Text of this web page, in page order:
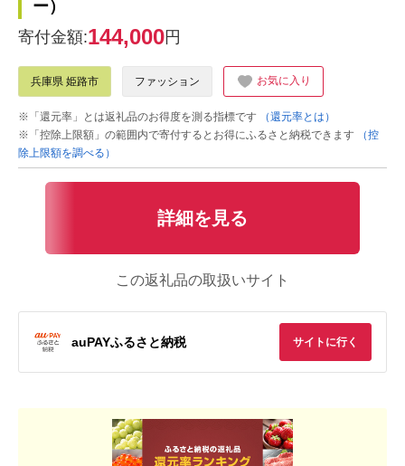
ー）
寄付金額:144,000円
兵庫県 姫路市 ファッション お気に入り
※「還元率」とは返礼品のお得度を測る指標です
（還元率とは）
※「控除上限額」の範囲内で寄付するとお得にふるさと納税できます
（控
除上限額を調べる）
詳細を見る
この返礼品の取扱いサイト
auPAYふるさと納税 サイトに行く